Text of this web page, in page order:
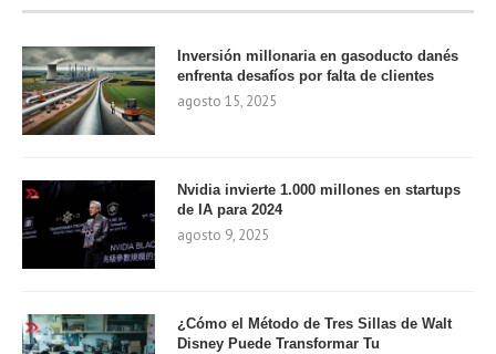
Inversión millonaria en gasoducto danés
enfrenta desafíos por falta de clientes
agosto 15, 2025
Nvidia invierte 1.000 millones en startups
de IA para 2024
agosto 9, 2025
¿Cómo el Método de Tres Sillas de Walt
Disney Puede Transformar Tu